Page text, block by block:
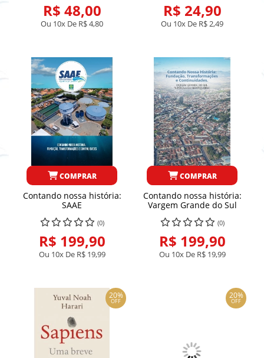
R$ 48,00
Ou 10x De R$ 4,80
R$ 24,90
Ou 10x De R$ 2,49
COMPRAR
Contando nossa história:
SAAE
(0)
R$ 199,90
Ou 10x De R$ 19,99
COMPRAR
Contando nossa história:
Vargem Grande do Sul
(0)
R$ 199,90
Ou 10x De R$ 19,99
20%
OFF
20%
OFF